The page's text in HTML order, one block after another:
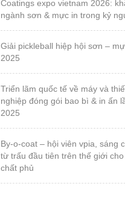
coatings expo vietnam 2026: khẳng định vị thế
ngành sơn & mực in trong kỷ
giải pickleball hiệp hội sơn – mực in, lần 1 – năm
2025
triển lãm quốc tế về máy và thiết bị ngành công
nghiệp đóng gói bao bì & in ấn
2025
by-o-coat – hội viên vpia, sáng chế vật liệu silica
từ trấu đầu tiên trên thế giới
chất phủ